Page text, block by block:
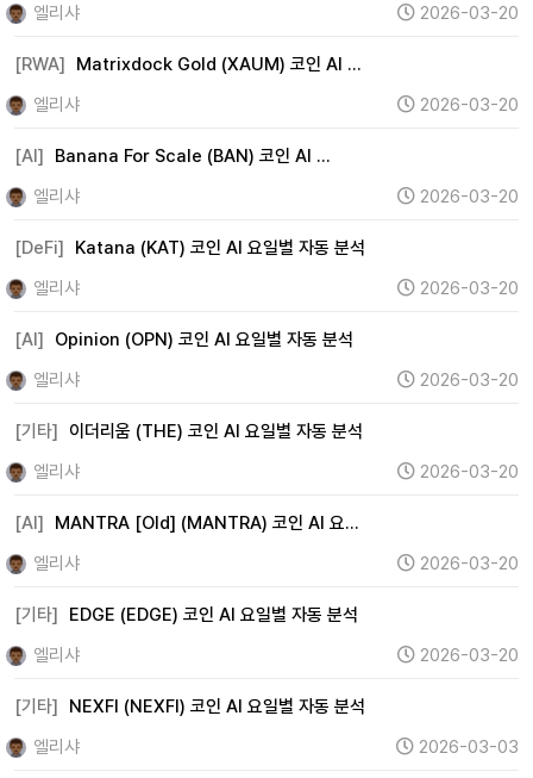
엘리샤
2026-03-20
[RWA]
Matrixdock Gold (XAUM) 코인 AI …
엘리샤
2026-03-20
[AI]
Banana For Scale (BAN) 코인 AI …
엘리샤
2026-03-20
[DeFi]
Katana (KAT) 코인 AI 요일별 자동 분석
엘리샤
2026-03-20
[AI]
Opinion (OPN) 코인 AI 요일별 자동 분석
엘리샤
2026-03-20
[기타]
이더리움 (THE) 코인 AI 요일별 자동 분석
엘리샤
2026-03-20
[AI]
MANTRA [Old] (MANTRA) 코인 AI 요…
엘리샤
2026-03-20
[기타]
EDGE (EDGE) 코인 AI 요일별 자동 분석
엘리샤
2026-03-20
[기타]
NEXFI (NEXFI) 코인 AI 요일별 자동 분석
엘리샤
2026-03-03